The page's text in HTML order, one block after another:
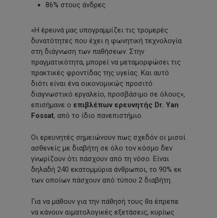
86% στους άνδρες
«Η έρευνά μας υπογραμμίζει τις τρομερές
δυνατότητες που έχει η φωνητική τεχνολογία
στη διάγνωση των παθήσεων. Στην
πραγματικότητα, μπορεί να μεταμορφώσει τις
πρακτικές φροντίδας της υγείας. Και αυτό
διότι είναι ένα οικονομικώς προσιτό
διαγνωστικό εργαλείο, προσβάσιμο σε όλους»,
επισήμανε ο επιβλέπων ερευνητής Dr. Yan
Fossat, από το ίδιο πανεπιστήμιο.
Οι ερευνητές σημειώνουν πως σχεδόν οι μισοί
ασθενείς με διαβήτη σε όλο τον κόσμο δεν
γνωρίζουν ότι πάσχουν από τη νόσο. Είναι
δηλαδή 240 εκατομμύρια άνθρωποι, το 90% εκ
των οποίων πάσχουν από τύπου 2 διαβήτη.
Για να μάθουν για την πάθησή τους θα έπρεπε
να κάνουν αιματολογικές εξετάσεις, κυρίως